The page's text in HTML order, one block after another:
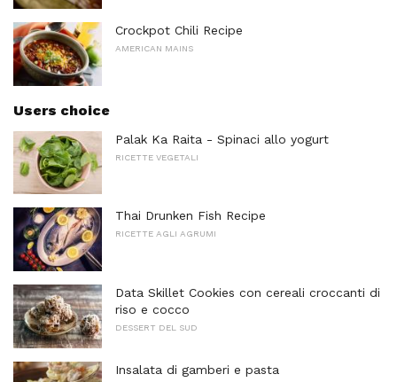
Crockpot Chili Recipe
AMERICAN MAINS
Users choice
Palak Ka Raita - Spinaci allo yogurt
RICETTE VEGETALI
Thai Drunken Fish Recipe
RICETTE AGLI AGRUMI
Data Skillet Cookies con cereali croccanti di
riso e cocco
DESSERT DEL SUD
Insalata di gamberi e pasta